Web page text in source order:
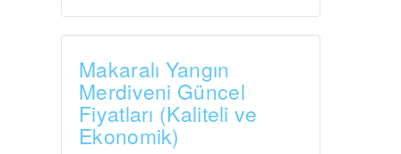
Makaralı Yangın
Merdiveni Güncel
Fiyatları (Kaliteli ve
Ekonomik)